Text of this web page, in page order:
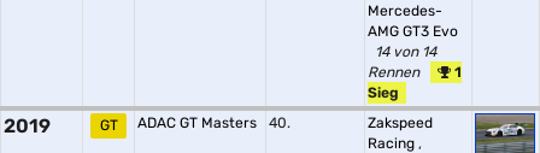
Mercedes-
AMG GT3 Evo
14 von 14
Rennen
1
Sieg
2019 GT ADAC GT Masters 40.
Zakspeed
Racing ,